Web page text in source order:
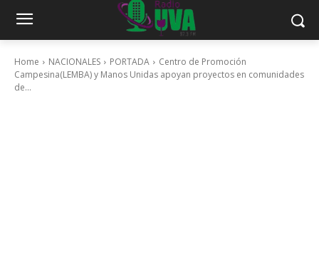
Home NACIONALES PORTADA
Centro de Promoción
Campesina(LEMBA) y Manos Unidas apoyan proyectos en comunidades
de...